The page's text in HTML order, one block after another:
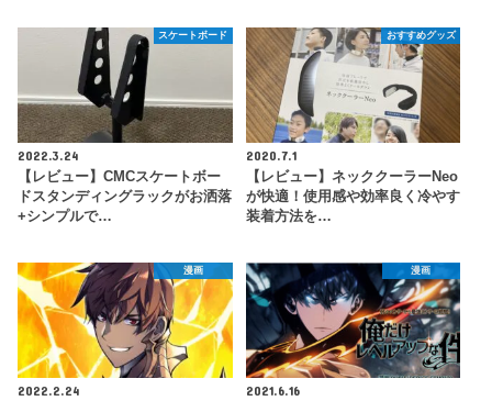
スケートボード
2022.3.24
【レビュー】CMCスケートボー
ドスタンディングラックがお洒落
+シンプルで…
おすすめグッズ
2020.7.1
【レビュー】ネッククーラーNeo
が快適！使用感や効率良く冷やす
装着方法を…
漫画
2022.2.24
漫画
2021.6.16